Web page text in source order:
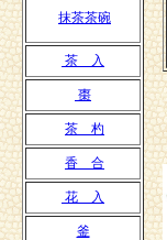
抹茶茶碗
茶 入
棗
茶 杓
香 合
花 入
釜